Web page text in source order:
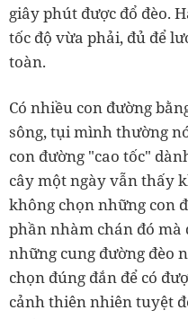
giây phút được đổ đèo.
tốc độ vừa phải, đủ để
toàn.
Có nhiều con đường
sông, tụi mình thường
con đường "cao tốc"
cây một ngày vẫn thấy
không chọn những con
phần nhàm chán đó
những cung đường đèo
chọn đúng đắn để có
cảnh thiên nhiên tuyệt